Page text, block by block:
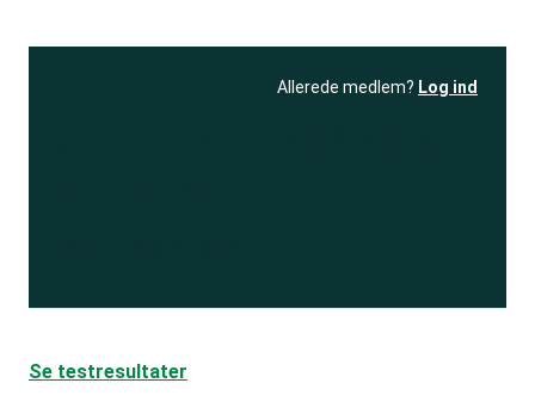
Allerede medlem? Log ind
Se testresultater